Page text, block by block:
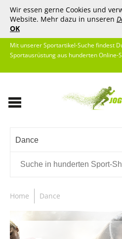
Wir essen gerne Cookies und
Website. Mehr dazu in unseren
OK
Mit unserer Sportartikel-Suche findest
Sportausrüstung aus hunderten Online-
Dance
Home Dance